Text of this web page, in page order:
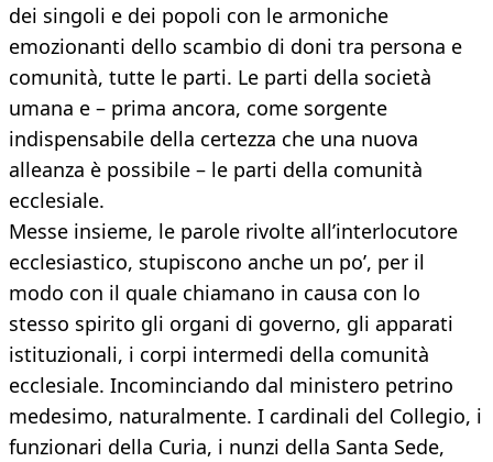
dei singoli e dei popoli con le armoniche
emozionanti dello scambio di doni tra persona e
comunità, tutte le parti. Le parti della società
umana e – prima ancora, come sorgente
indispensabile della certezza che una nuova
alleanza è possibile – le parti della comunità
ecclesiale.
Messe insieme, le parole rivolte all’interlocutore
ecclesiastico, stupiscono anche un po’, per il
modo con il quale chiamano in causa con lo
stesso spirito gli organi di governo, gli apparati
istituzionali, i corpi intermedi della comunità
ecclesiale. Incominciando dal ministero petrino
medesimo, naturalmente. I cardinali del Collegio, i
funzionari della Curia, i nunzi della Santa Sede,